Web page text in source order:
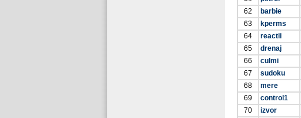
62
barbie
63
kperms
64
reactii
65
drenaj
66
culmi
67
sudoku
68
mere
69
control1
70
izvor